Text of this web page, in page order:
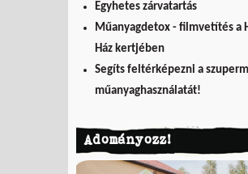
Egyhetes zárvatartás
Műanyagdetox - filmvetítés a
Ház kertjében
Segíts feltérképezni a
műanyaghasználatát!
Adományozz!